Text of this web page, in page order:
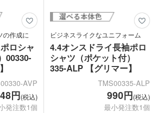
の作成に
ロシャ
00330-
AVP
円(税込)
発注数1個
ビジネスライクなユニフォーム
4.4オンスドライ長袖ポロ
シャツ（ポケット付）
335-ALP 【グリマー】
TMS00335-ALP
990円(税込)
最小発注数1個